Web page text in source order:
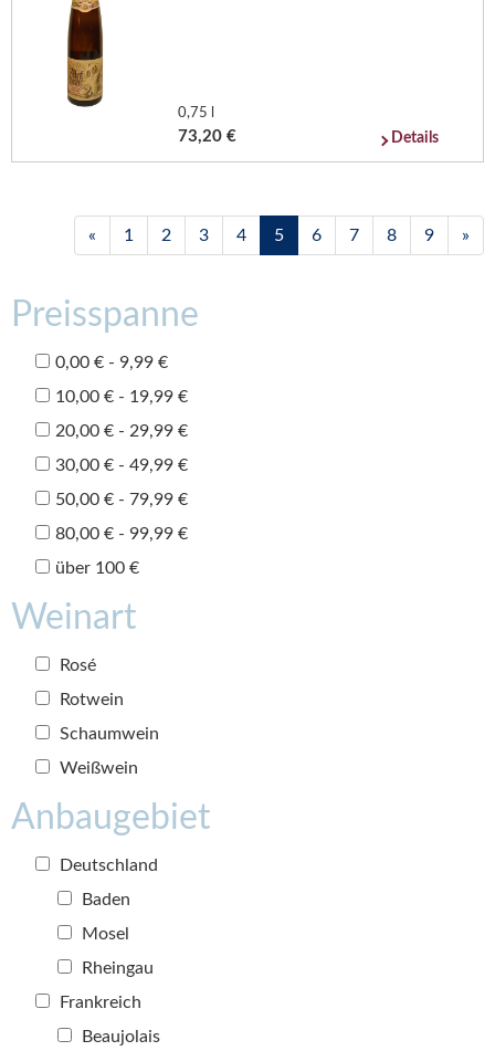
0,75 l
73,20 € Details
« 1 2 3 4 5 6 7 8 9 »
Preisspanne
0,00 € - 9,99 €
10,00 € - 19,99 €
20,00 € - 29,99 €
30,00 € - 49,99 €
50,00 € - 79,99 €
80,00 € - 99,99 €
über 100 €
Weinart
Rosé
Rotwein
Schaumwein
Weißwein
Anbaugebiet
Deutschland
Baden
Mosel
Rheingau
Frankreich
Beaujolais